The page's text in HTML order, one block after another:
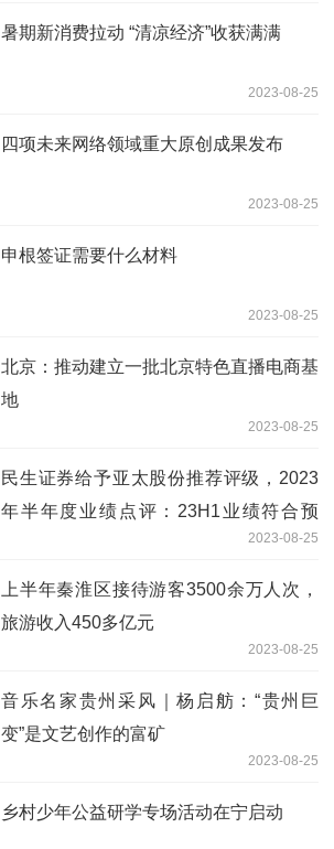
暑期新消费拉动 “清凉经济”收获满满
2023-08-25
四项未来网络领域重大原创成果发布
2023-08-25
申根签证需要什么材料
2023-08-25
北京：推动建立一批北京特色直播电商基
地
2023-08-25
民生证券给予亚太股份推荐评级，2023
年半年度业绩点评：23H1业绩符合预
2023-08-25
上半年秦淮区接待游客3500余万人次，
旅游收入450多亿元
2023-08-25
音乐名家贵州采风｜杨启舫：“贵州巨
变”是文艺创作的富矿
2023-08-25
乡村少年公益研学专场活动在宁启动